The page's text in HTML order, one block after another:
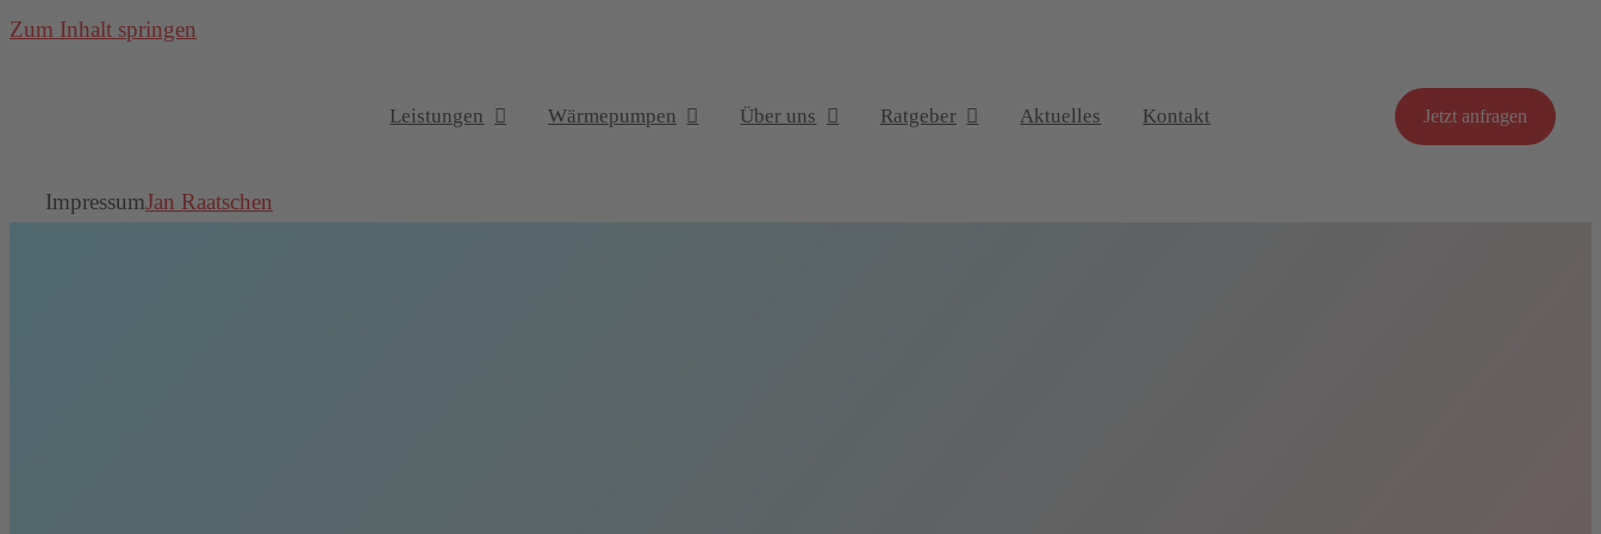
Zum Inhalt springen
Leistungen Wärmepumpen Über uns Ratgeber Aktuelles Kontakt Jetzt anfragen
ImpressumJan Raatschen